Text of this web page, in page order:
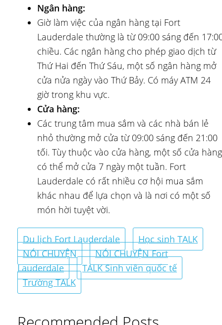
Ngân hàng:
Giờ làm việc của ngân hàng tại Fort
Lauderdale thường là từ 09:00 sáng đến
chiều. Các ngân hàng cho phép giao dịch từ
Thứ Hai đến Thứ Sáu, một số ngân hàng mở
cửa nửa ngày vào Thứ Bảy. Có máy ATM 24
giờ trong khu vực.
Cửa hàng:
Các trung tâm mua sắm và các nhà bán lẻ
nhỏ thường mở cửa từ 09:00 sáng đến 21:00
tối. Tùy thuộc vào cửa hàng, một số cửa hàng
có thể mở cửa 7 ngày một tuần. Fort
Lauderdale có rất nhiều cơ hội mua sắm
khác nhau để lựa chọn và là nơi có một số
món hời tuyệt vời.
Du lịch Fort Lauderdale
Học sinh TALK
NÓI CHUYỆN
NÓI CHUYỆN Fort
Lauderdale
TALK Sinh viên quốc tế
Trường TALK